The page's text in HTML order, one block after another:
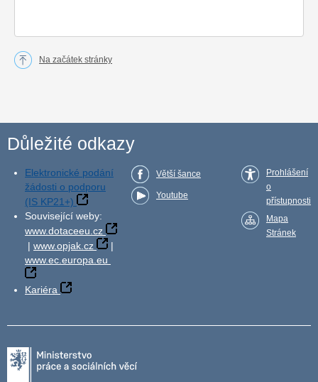
Na začátek stránky
Důležité odkazy
Elektronické podání
žádosti o podporu
(IS KP21+)
Související weby:
www.dotaceeu.cz
| www.opjak.cz
|
www.ec.europa.eu
Kariéra
Větší šance
Youtube
Prohlášení
o
přístupnosti
Mapa
Stránek